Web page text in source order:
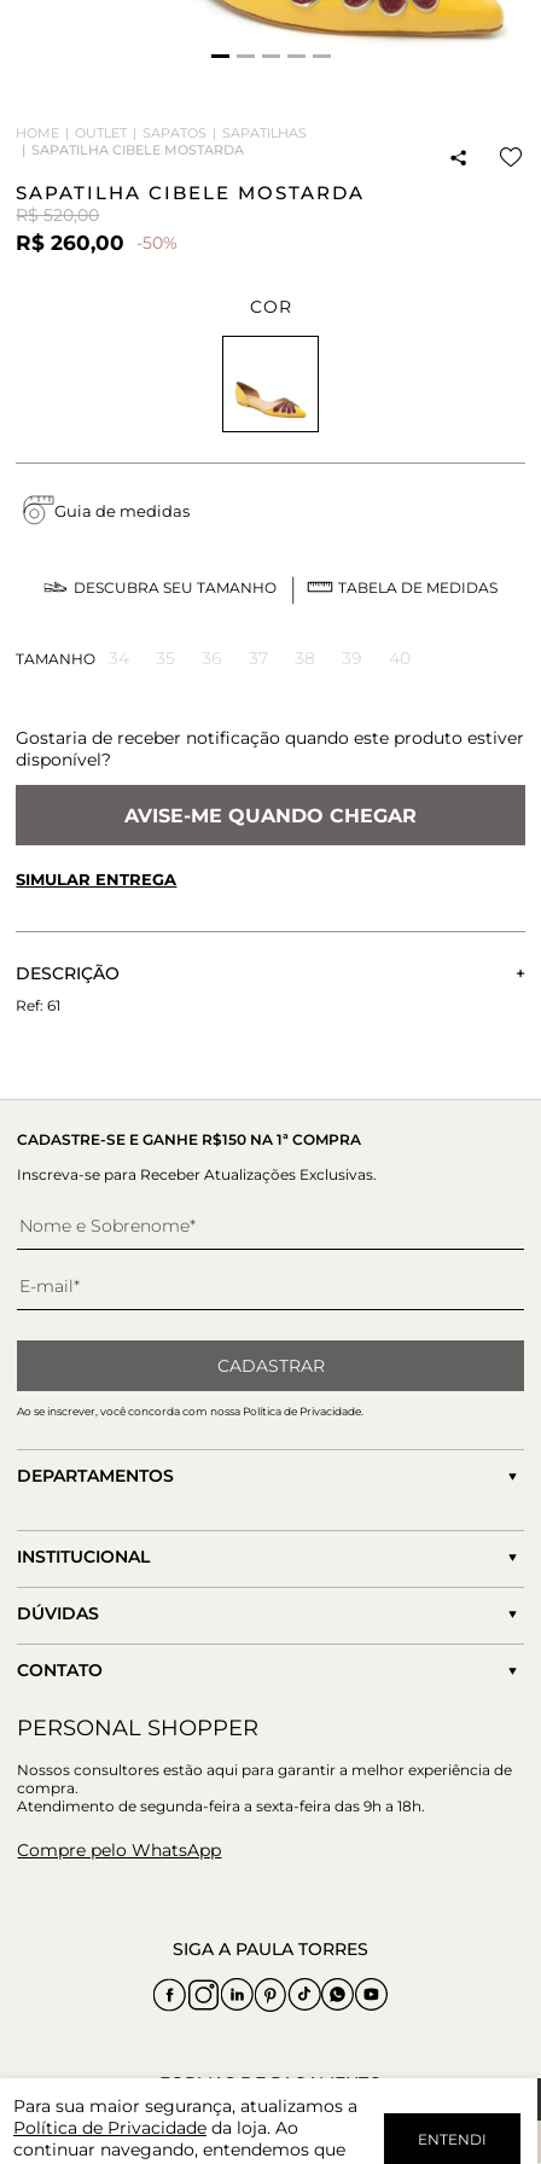
Para sua maior segurança, atualizamos a
Política de Privacidade da loja. Ao
continuar navegando, entendemos que
ENTENDI
HOME OUTLET SAPATOS
SAPATILHAS
SAPATILHA CIBELE MOSTARDA
SAPATILHA CIBELE MOSTARDA
R$ 520,00
R$ 260,00 -50%
COR
Guia de medidas
DESCUBRA SEU TAMANHO TABELA DE MEDIDAS
TAMANHO 34 35 36 37 38 39 40
Gostaria de receber notificação quando este produto estiver
disponível?
AVISE-ME QUANDO CHEGAR
SIMULAR ENTREGA
DESCRIÇÃO
Sapatilha clássica de couro com desenho estilizado de uma
61
CADASTRE-SE E GANHE R$150 NA 1ª COMPRA
Inscreva-se para Receber Atualizações Exclusivas.
CADASTRAR
Ao se inscrever, você concorda com nossa Política de Privacidade.
DEPARTAMENTOS
INSTITUCIONAL
DÚVIDAS
CONTATO
PERSONAL SHOPPER
Nossos consultores estão aqui para garantir a melhor experiência de
compra.
Atendimento de segunda-feira a sexta-feira das 9h a 18h.
Compre pelo WhatsApp